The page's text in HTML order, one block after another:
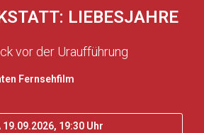
LIEBESJAHRE
vor der Uraufführung
Fernsehfilm
19.09.2026, 19:30 Uhr